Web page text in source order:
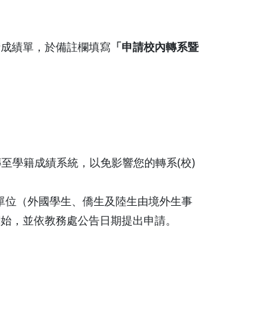
績單，於備註欄填寫 「申請校內轉系暨
學籍成績系統，以免影響您的轉系(校)
（外國學生、僑生及陸生由境外生事
並依教務處公告日期提出申請。